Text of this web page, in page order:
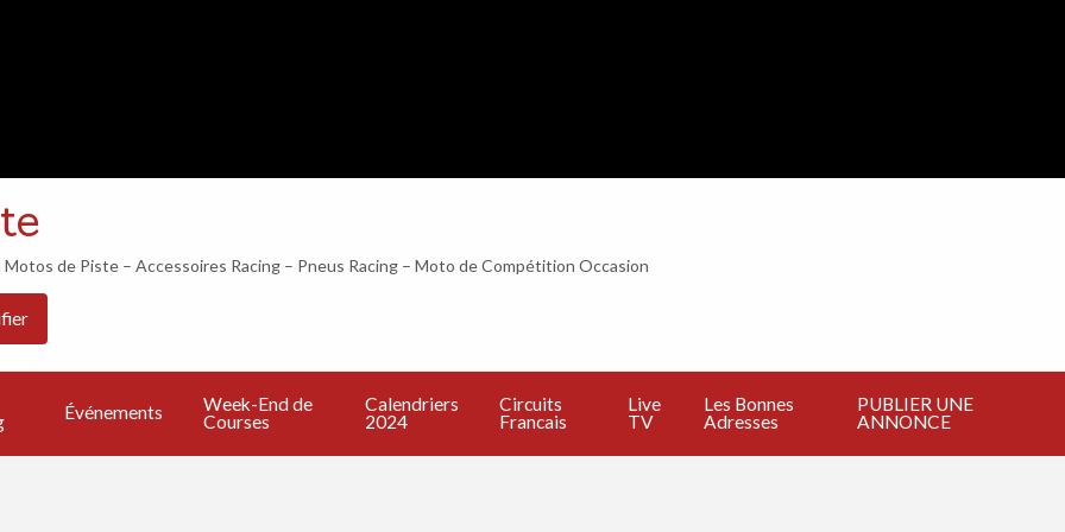
de Piste – Accessoires Racing – Pneus Racing – Moto de Compétition Occasion
Événements
Week-End de
Courses
Calendriers
2024
Circuits
Francais
Live
TV
Les Bonnes
Adresses
PUBLIER UNE
ANNONCE